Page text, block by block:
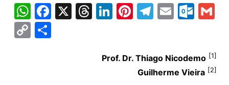
W
h
at
F
a
c
X T Li
e
Pi
e
st
T
gr
a
E
l
O
o
k.
G
l
C S
Prof. Dr. Thiago Nicodemo [1]
Guilherme Vieira [2]